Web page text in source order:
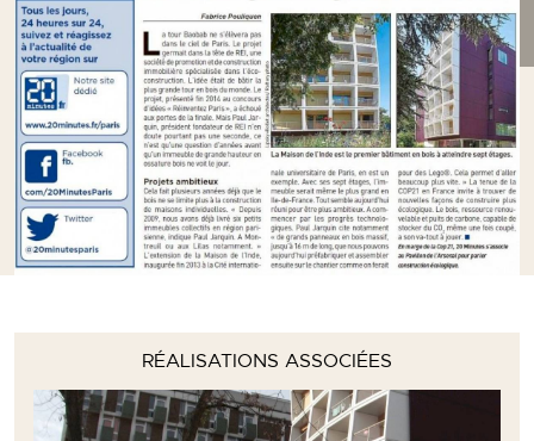
RÉALISATIONS ASSOCIÉES